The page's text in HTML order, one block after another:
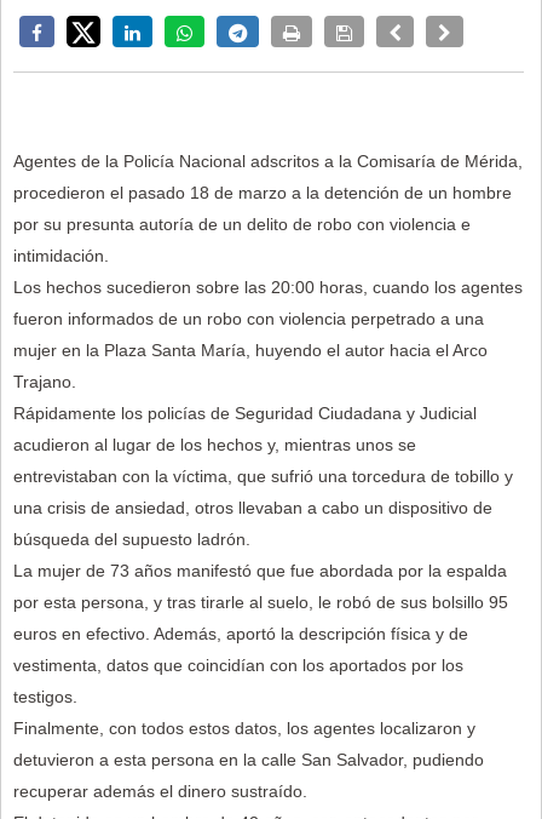
Agentes de la Policía Nacional adscritos a la Comisaría de Mérida,
procedieron el pasado 18 de marzo a la detención de un hombre
por su presunta autoría de un delito de robo con violencia e
intimidación.
Los hechos sucedieron sobre las 20:00 horas, cuando los agentes
fueron informados de un robo con violencia perpetrado a una
mujer en la Plaza Santa María, huyendo el autor hacia el Arco
Trajano.
Rápidamente los policías de Seguridad Ciudadana y Judicial
acudieron al lugar de los hechos y, mientras unos se
entrevistaban con la víctima, que sufrió una torcedura de tobillo y
una crisis de ansiedad, otros llevaban a cabo un dispositivo de
búsqueda del supuesto ladrón.
La mujer de 73 años manifestó que fue abordada por la espalda
por esta persona, y tras tirarle al suelo, le robó de sus bolsillo 95
euros en efectivo. Además, aportó la descripción física y de
vestimenta, datos que coincidían con los aportados por los
testigos.
Finalmente, con todos estos datos, los agentes localizaron y
detuvieron a esta persona en la calle San Salvador, pudiendo
recuperar además el dinero sustraído.